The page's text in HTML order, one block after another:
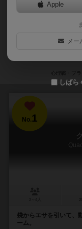
No.1
袋からエサを引いて、
ーム。
Apple
メー
しばら